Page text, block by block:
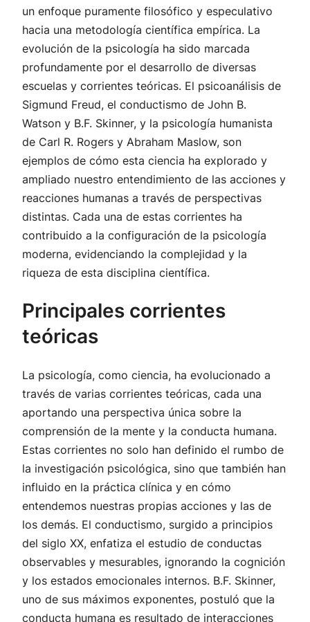
un enfoque puramente filosófico y especulativo
hacia una metodología científica empírica. La
evolución de la psicología ha sido marcada
profundamente por el desarrollo de diversas
escuelas y corrientes teóricas. El psicoanálisis de
Sigmund Freud, el conductismo de John B.
Watson y B.F. Skinner, y la psicología humanista
de Carl R. Rogers y Abraham Maslow, son
ejemplos de cómo esta ciencia ha explorado y
ampliado nuestro entendimiento de las acciones y
reacciones humanas a través de perspectivas
distintas. Cada una de estas corrientes ha
contribuido a la configuración de la psicología
moderna, evidenciando la complejidad y la
riqueza de esta disciplina científica.
Principales corrientes
teóricas
La psicología, como ciencia, ha evolucionado a
través de varias corrientes teóricas, cada una
aportando una perspectiva única sobre la
comprensión de la mente y la conducta humana.
Estas corrientes no solo han definido el rumbo de
la investigación psicológica, sino que también han
influido en la práctica clínica y en cómo
entendemos nuestras propias acciones y las de
los demás. El conductismo, surgido a principios
del siglo XX, enfatiza el estudio de conductas
observables y mesurables, ignorando la cognición
y los estados emocionales internos. B.F. Skinner,
uno de sus máximos exponentes, postuló que la
conducta humana es resultado de interacciones